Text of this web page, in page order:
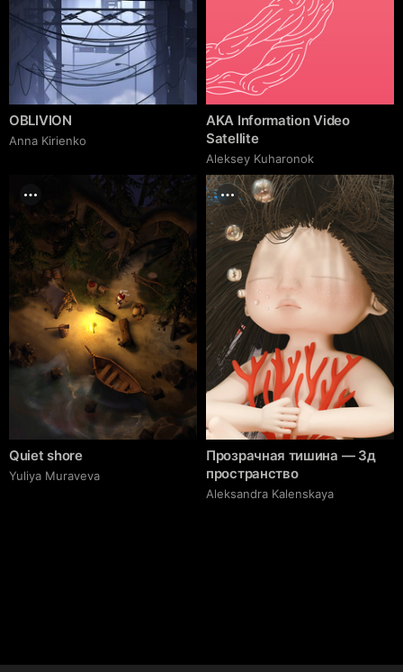
OBLIVION
Anna Kirienko
AKA Information Video
Satellite
Aleksey Kuharonok
Quiet shore
Yuliya Muraveva
Прозрачная тишина — 3д
пространство
Aleksandra Kalenskaya